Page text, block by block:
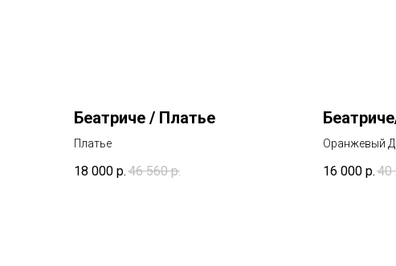
Беатриче / Платье
Платье
18 000 р. 46 560 р.
Оранжевый
16 000 р. 40